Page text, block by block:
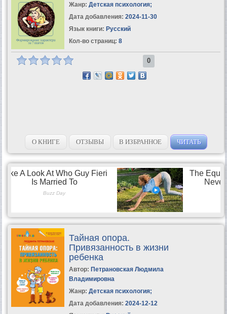
Жанр: Детская психология;
Дата добавления: 2024-11-30
Язык книги: Русский
Кол-во страниц: 8
0
О КНИГЕ ОТЗЫВЫ В ИЗБРАННОЕ ЧИТАТЬ
Тайная опора.
Привязанность в жизни
ребенка
Автор: Петрановская Людмила
Владимировна
Жанр: Детская психология;
Дата добавления: 2024-12-12